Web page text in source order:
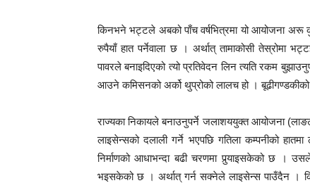
किनभने भट्टले अबको पाँच वर्षभित्रमा यो आयोजना अरू
रुपैयाँ हात पर्नेवाला छ । अर्थात् तामाकोसी तेस्रोमा
पावरले बनाइदिएको त्यो प्रतिवेदन लिन त्यति रकम
आउने कमिसनको अर्को थुप्रोको लालच हो ।
राज्यका निकायले बनाउनुपर्ने जलाशययुक्त आयोजना
लाइसेन्सको दलाली गर्ने भएपछि गतिला कम्पनीको
निर्माणको आधाभन्दा बढी चरणमा पुर्‍याइसकेको छ ।
भइसकेको छ । अर्थात् गर्न सक्नेले लाइसेन्स पाउँदैन ।